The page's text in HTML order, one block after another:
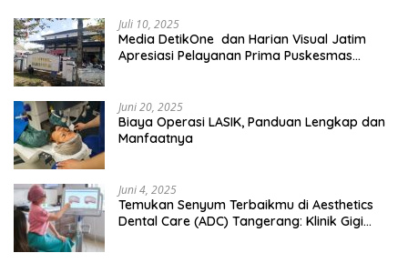
Juli 10, 2025
Media DetikOne dan Harian Visual Jatim
Apresiasi Pelayanan Prima Puskesmas
Juni 20, 2025
Biaya Operasi LASIK, Panduan Lengkap dan
Manfaatnya
Juni 4, 2025
Temukan Senyum Terbaikmu di Aesthetics
Dental Care (ADC) Tangerang: Klinik Gigi